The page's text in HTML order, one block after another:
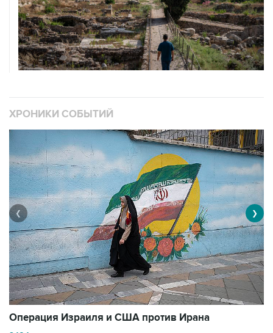
ХРОНИКИ СОБЫТИЙ
Операция Израиля и США против Ирана
❮ ❯